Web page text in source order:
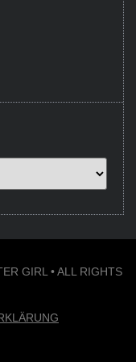
GIRL • ALL RIGHTS